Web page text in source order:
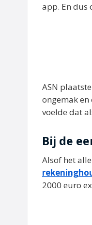
app. En dus
ASN
ongemak
voelde dat
Bij de
Alsof het
2000 euro